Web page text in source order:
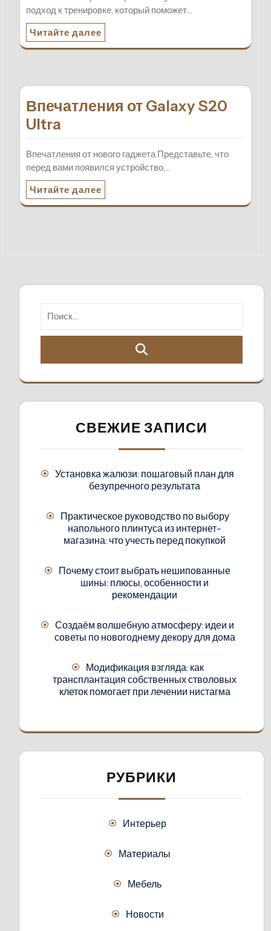
подход к тренировке, который поможет…
Читайте далее
Впечатления от Galaxy S20
Ultra
Впечатления от нового гаджета Представьте, что
перед вами появился устройство,…
Читайте далее
СВЕЖИЕ ЗАПИСИ
Установка жалюзи: пошаговый план для
безупречного результата
Практическое руководство по выбору
напольного плинтуса из интернет-
магазина: что учесть перед покупкой
Почему стоит выбрать нешипованные
шины: плюсы, особенности и
рекомендации
Создаём волшебную атмосферу: идеи и
советы по новогоднему декору для дома
Модификация взгляда: как
трансплантация собственных стволовых
клеток помогает при лечении нистагма
РУБРИКИ
Интерьер
Материалы
Мебель
Новости